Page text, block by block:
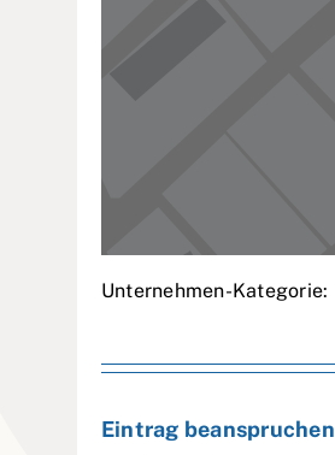
Unternehmen-Kategorie:
Eintrag